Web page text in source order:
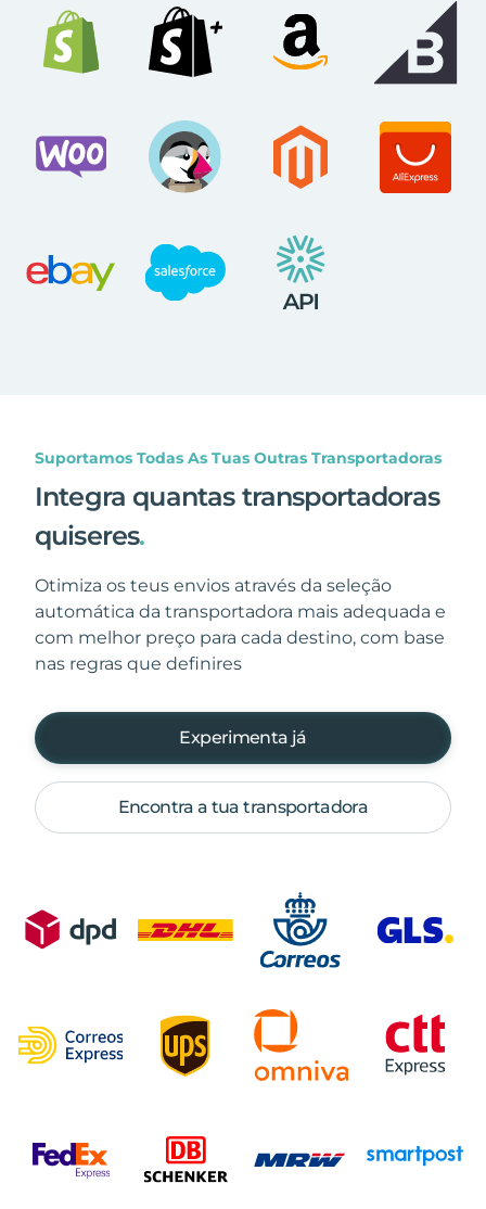
Suportamos Todas As Tuas Outras Transportadoras
Integra quantas transportadoras
quiseres.
Otimiza os teus envios através da seleção
automática da transportadora mais adequada e
com melhor preço para cada destino, com base
nas regras que definires
Experimenta já
Encontra a tua transportadora